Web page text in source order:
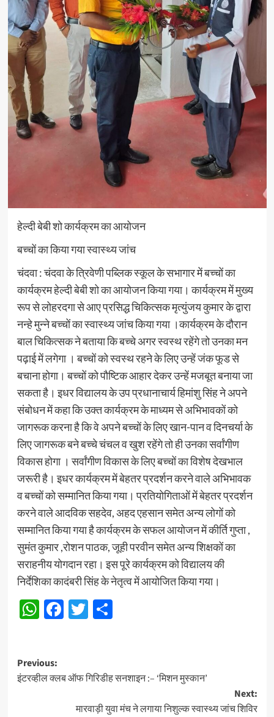
हेल्दी बेबी शो कार्यक्रम का आयोजन
बच्चों का किया गया स्वास्थ्य जांच
चंदवा : चंदवा के त्रिवेणी पब्लिक स्कूल के सभागार में बच्चों का
कार्यक्रम हेल्दी बेबी शो का आयोजन किया गया। कार्यक्रम में मुख्य
रूप से लोहरदगा से आए प्रसिद्ध चिकित्सक मृत्युंजय कुमार के द्वारा
नन्हे मुन्ने बच्चों का स्वास्थ्य जांच किया गया ।कार्यक्रम के दौरान
बाल चिकित्सक ने बताया कि बच्चे अगर स्वस्थ रहेंगे तो उनका मन
पढ़ाई में लगेगा । बच्चों को स्वस्थ रहने के लिए उन्हें जंक फूड से
बचाना होगा। बच्चों को पौष्टिक आहार देकर उन्हें मजबूत बनाया जा
सकता है। इधर विद्यालय के उप प्रधानाचार्य हिमांशु सिंह ने अपने
संबोधन में कहा कि उक्त कार्यक्रम के माध्यम से अभिभावकों को
जागरूक करना है कि वे अपने बच्चों के लिए खान-पान व दिनचर्या के
लिए जागरूक बने बच्चे चंचल व खुश रहेंगे तो ही उनका सर्वांगीण
विकास होगा । सर्वांगीण विकास के लिए बच्चों का विशेष देखभाल
जरूरी है। इधर कार्यक्रम में बेहतर प्रदर्शन करने वाले अभिभावक
व बच्चों को सम्मानित किया गया। प्रतियोगिताओं में बेहतर प्रदर्शन
करने वाले आदविक सहदेव, अहद एहसान समेत अन्य लोगों को
सम्मानित किया गया है कार्यक्रम के सफल आयोजन में कीर्ति गुप्ता ,
सुमंत कुमार ,रोशन पाठक, जूही परवीन समेत अन्य शिक्षकों का
सराहनीय योगदान रहा। इस पूरे कार्यक्रम को विद्यालय की
निर्देशिका कादंबरी सिंह के नेतृत्व में आयोजित किया गया।
WhatsApp
Facebook
Twitter
Share
Post
navigation
Previous:
इंटरव्हील क्लब ऑफ गिरिडीह सनशाइन :– ‘मिशन मुस्कान’
Next:
मारवाड़ी युवा मंच ने लगाया निशुल्क स्वास्थ्य जांच शिविर